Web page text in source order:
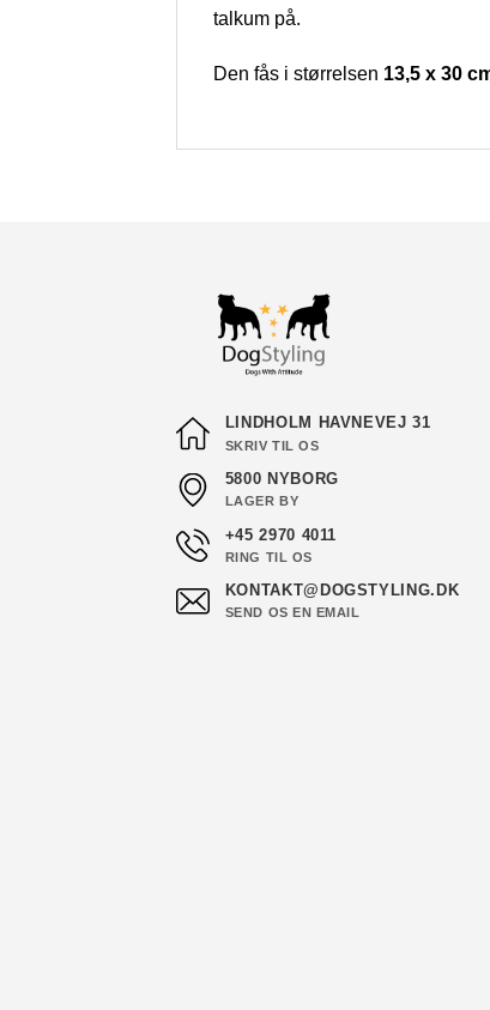
talkum på.
Den fås i størrelsen 13,5 x 30
LINDHOLM HAVNEVEJ 31
SKRIV TIL OS
5800 NYBORG
LAGER BY
+45 2970 4011
RING TIL OS
KONTAKT@DOGSTYLING.DK
SEND OS EN EMAIL